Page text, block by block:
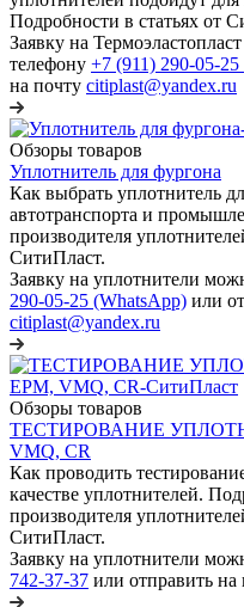
Подробности в статьях от
Заявку на
телефону +7 (911) 290-05-25
на почту citiplast@yandex.ru
Обзоры товаров
Уплотнитель для фургона
Как выбрать уплотнитель
автотранспорта и
производителя
СитиПласт.
Заявку на уплотнители
290-05-25 (WhatsApp) или
citiplast@yandex.ru
Обзоры товаров
ТЕСТИРОВАНИЕ
VMQ, CR
Как проводить
качестве уплотнителей.
производителя
СитиПласт.
Заявку на уплотнители
742-37-37 или отправить на